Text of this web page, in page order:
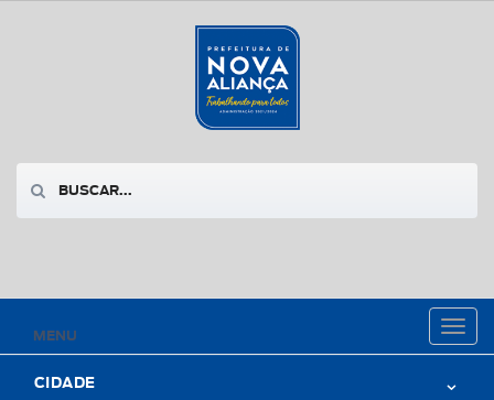
MENU
Toggle
CIDADE